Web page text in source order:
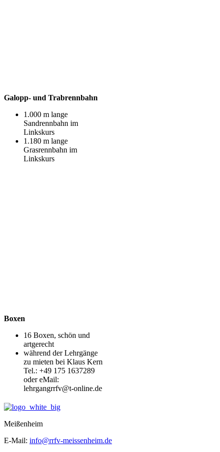
Galopp- und Trabrennbahn
1.000 m lange
Sandrennbahn im
Linkskurs
1.180 m lange
Grasrennbahn im
Linkskurs
Boxen
16 Boxen, schön und
artgerecht
während der Lehrgänge
zu mieten bei Klaus Kern
Tel.: +49 175 1637289
oder eMail:
lehrgangrrfv@t-online.de
Meißenheim
E-Mail: info@rrfv-meissenheim.de